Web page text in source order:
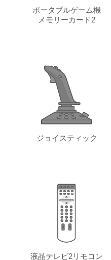
ポータブルゲーム機
メモリーカード2
ジョイスティック
液晶テレビ2リモコン